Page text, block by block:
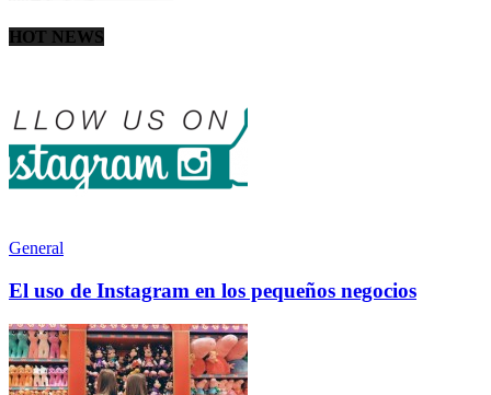
HOT NEWS
General
El uso de Instagram en los pequeños negocios